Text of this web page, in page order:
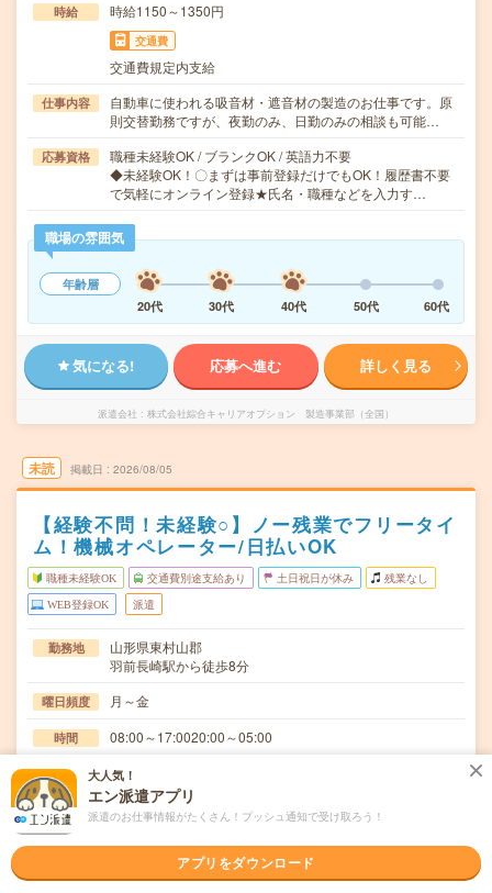
時給 時給1150～1350円
交通費
交通費規定内支給
仕事内容
自動車に使われる吸音材・遮音材の製造のお仕事です。原
則交替勤務ですが、夜勤のみ、日勤のみの相談も可能…
応募資格
職種未経験OK / ブランクOK / 英語力不要
◆未経験OK！〇まずは事前登録だけでもOK！履歴書不要
で気軽にオンライン登録★氏名・職種などを入力す…
職場の雰囲気
年齢層
20代
30代 40代 50代 60代
気になる! 応募へ進む 詳しく見る
派遣会社 株式会社綜合キャリアオプション 製造事業部（全国）
未読 掲載日 2026/08/05
【経験不問！未経験○】ノー残業でフリータイ
ム！機械オペレーター/日払いOK
職種未経験OK 交通費別途支給あり 土日祝日が休み 残業なし
WEB登録OK 派遣
勤務地
山形県東村山郡
羽前長崎駅から徒歩8分
曜日頻度 月～金
時間 08:00～17:0020:00～05:00
期間 長期でお仕事できる方、大歓迎！
時給 時給1150円
交通費規定内支給
大人気！
エン派遣アプリ
派遣のお仕事情報がたくさん！プッシュ通知で受け取ろう！
アプリをダウンロード